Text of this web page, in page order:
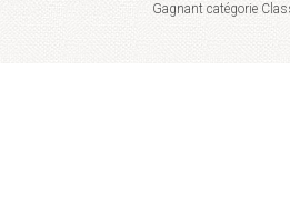
Gagnant catégorie